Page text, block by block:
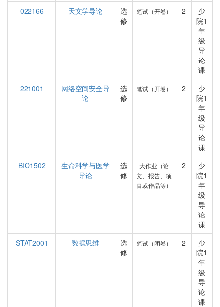
022166
天文学导论
选
修
笔试（开卷） 2
少
院1
年
级
导
论
课
221001
网络空间安全导
论
选
修
笔试（开卷） 2
少
院1
年
级
导
论
课
BIO1502
生命科学与医学
导论
选
修
大作业（论
文、报告、项
目或作品等）
2
少
院1
年
级
导
论
课
STAT2001
数据思维
选
修
笔试（闭卷） 2
少
院1
年
级
导
论
课